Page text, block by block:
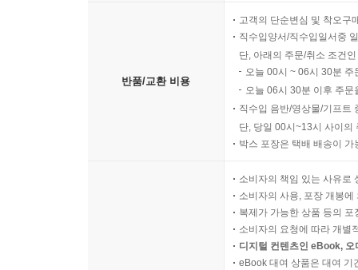
반품/교환 비용
고객의 단순변심 및 착오구
직수입양서/직수입일서중
단, 아래의 주문/취소 조건
오늘 00시 ~ 06시 30분
오늘 06시 30분 이후 주
직수입 음반/영상물/기프트
단, 당일 00시~13시 사이의
박스 포장은 택배 배송이
소비자의 책임 있는 사유로
소비자의 사용, 포장 개봉
복제가 가능한 상품 등의
소비자의 요청에 따라 개별
디지털 컨텐츠인 eBook,
eBook 대여 상품은 대여 기